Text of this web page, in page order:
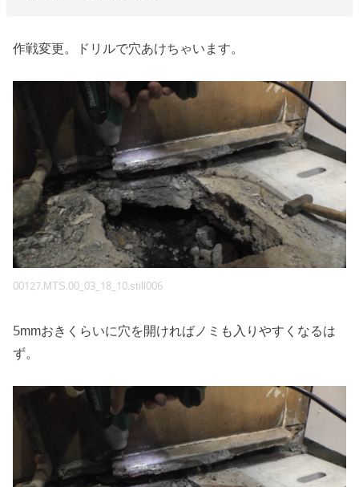
作戦変更。ドリルで穴あけちゃいます。
00127.MTS.00_03_18_10.still006
5mmおきくらいに穴を開ければノミも入りやすくなるは
ず。